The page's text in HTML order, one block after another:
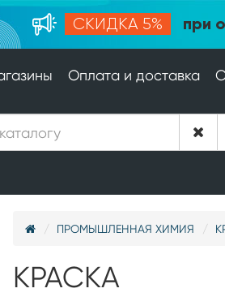
СКИДКА 5% при
Оплата и доставка
ПРОМЫШЛЕННАЯ ХИМИЯ
КРАСКА